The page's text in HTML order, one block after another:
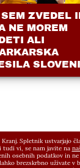
ZVEDEL
NE MOREM
ALI
Spletnik ustvarjajo
vi, se nam javite na
osebnih podatkov in
brezskrbno uživate v